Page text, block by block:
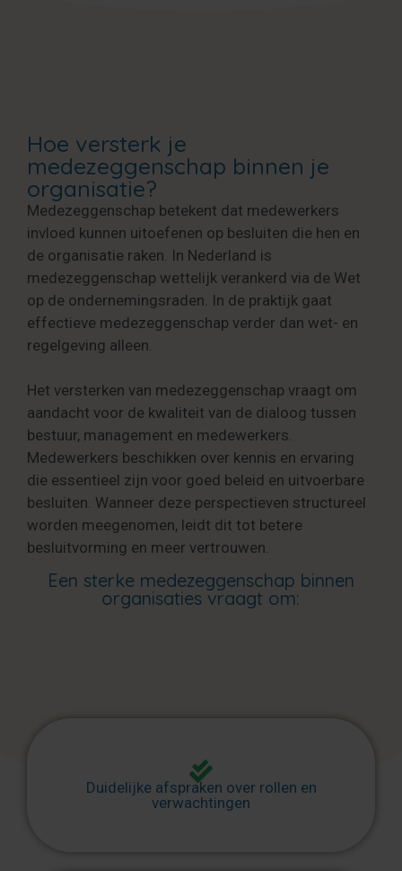
Hoe versterk je
medezeggenschap binnen je
organisatie?
Medezeggenschap betekent dat medewerkers
invloed kunnen uitoefenen op besluiten die hen en
de organisatie raken. In Nederland is
medezeggenschap wettelijk verankerd via de Wet
op de ondernemingsraden. In de praktijk gaat
effectieve medezeggenschap verder dan wet- en
regelgeving alleen.
Het versterken van medezeggenschap vraagt om
aandacht voor de kwaliteit van de dialoog tussen
bestuur, management en medewerkers.
Medewerkers beschikken over kennis en ervaring
die essentieel zijn voor goed beleid en uitvoerbare
besluiten. Wanneer deze perspectieven structureel
worden meegenomen, leidt dit tot betere
besluitvorming en meer vertrouwen.
Een sterke medezeggenschap binnen
organisaties vraagt om:
Duidelijke afspraken over rollen en
verwachtingen